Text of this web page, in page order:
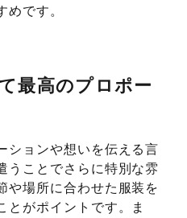
めです。
最高のプロポー
ションや想いを伝える言
うことでさらに特別な雰
や場所に合わせた服装を
とがポイントです。ま